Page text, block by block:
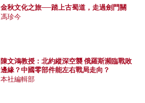
金秋文化之旅──踏上古蜀道，走過劍門關
馮珍今
陳文鴻教授：北約縱深空襲 俄羅斯瀕臨戰敗
邊緣？中國零部件能左右戰局走向？
本社編輯部